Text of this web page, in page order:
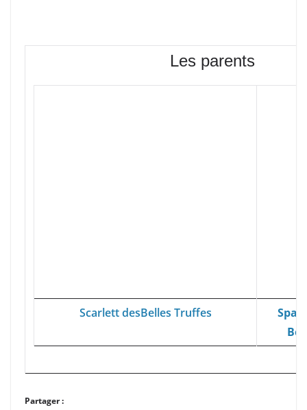
Les parents
Scarlett desBelles Truffes
Partager :